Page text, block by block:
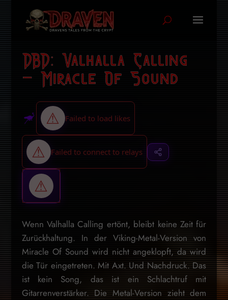
DBD: Valhalla Calling
– Miracle Of Sound
Wenn Valhalla Calling ertönt, bleibt keine Zeit für
Zurückhaltung. In der Viking-Metal-Version von
Miracle Of Sound wird nicht angeklopft, da wird
die Tür eingetreten. Mit Axt. Und Nachdruck. Das
ist kein Song, das ist ein Schlachtruf mit
Gitarrenverstärker. Die Metal-Version zieht dem